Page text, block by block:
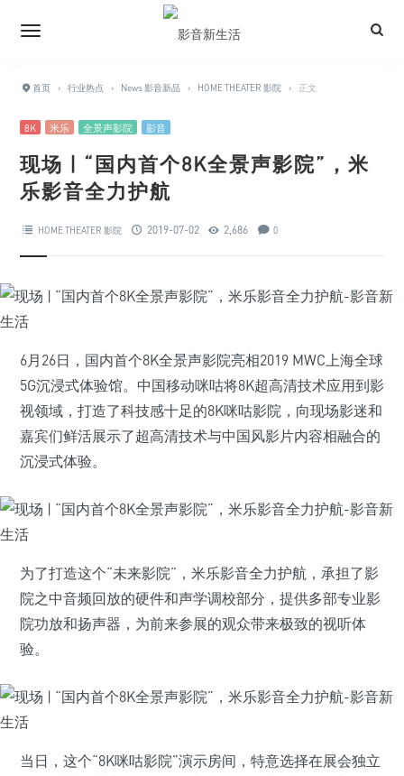
首页 › 行业热点 › News 影音新品 › HOME THEATER 影院 › 正文
8K 米乐 全景声影院 影音
现场 | “国内首个8K全景声影院”，米
乐影音全力护航
HOME THEATER 影院 2019-07-02 2,686 0
6月26日，国内首个8K全景声影院亮相2019 MWC上海全球
5G沉浸式体验馆。中国移动咪咕将8K超高清技术应用到影
视领域，打造了科技感十足的8K咪咕影院，向现场影迷和
嘉宾们鲜活展示了超高清技术与中国风影片内容相融合的
沉浸式体验。
为了打造这个“未来影院”，米乐影音全力护航，承担了影
院之中音频回放的硬件和声学调校部分，提供多部专业影
院功放和扬声器，为前来参展的观众带来极致的视听体
验。
当日，这个“8K咪咕影院”演示房间，特意选择在展会独立